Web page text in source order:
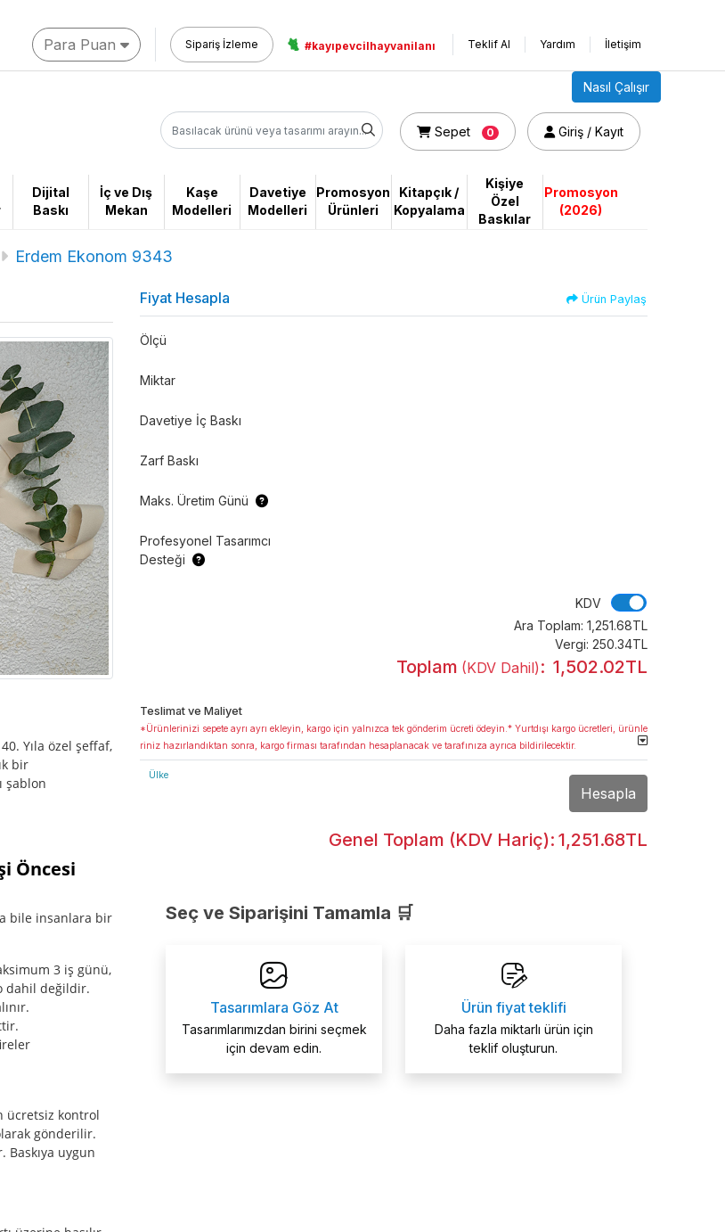
Para Puan Sipariş İzleme 🐈 #kayıpevcilhayvanilanı Teklif Al Yardım İletişim
Nasıl Çalışır
Giriş / Kayıt
Giriş / Kayıt
Sepet
Sepet 0
Dijital
Baskı
İç ve Dış
Mekan
Kaşe
Modelleri
Davetiye
Modelleri
Promosyon
Ürünleri
Kitapçık /
Kopyalama
Kişiye
Özel
Baskılar
Promosyon
(2026)
Erdem Ekonom 9343
Yıla özel şeffaf,
bir
şablon
Öncesi
bile insanlara bir
3 iş günü,
dahil değildir.
ücretsiz kontrol
gönderilir.
Baskıya uygun
Fiyat Hesapla Ürün Paylaş
Ölçü
Miktar
Davetiye İç Baskı
Zarf Baskı
Maks. Üretim Günü
Profesyonel Tasarımcı
Desteği
KDV
Ara Toplam: 1,251.68TL
Vergi: 250.34TL
Toplam (KDV Dahil) : 1,502.02TL
Teslimat ve Maliyet
*Ürünlerinizi sepete ayrı ayrı ekleyin, kargo için yalnızca tek gönderim ücreti ödeyin.* Yurtdışı kargo ücretleri, ürünle
riniz hazırlandıktan sonra, kargo firması tarafından hesaplanacak ve tarafınıza ayrıca bildirilecektir.
Ülke
Hesapla
Genel Toplam (KDV Hariç): 1,251.68TL
Seç ve Siparişini Tamamla 🛒
Tasarımlara Göz At
Tasarımlarımızdan birini seçmek
için devam edin.
Ürün fiyat teklifi
Daha fazla miktarlı ürün için
teklif oluşturun.